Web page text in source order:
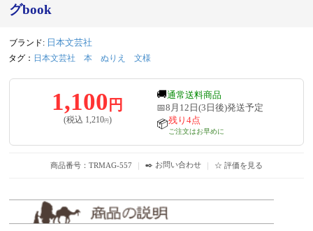
グbook
ブランド: 日本文芸社
タグ： 日本文芸社 本 ぬりえ 文様
1,100 円
(税込 1,210円)
🚚通常送料商品
📅8月12日(3日後)発送予定
📦残り4点
ご注文はお早めに
商品番号：TRMAG-557 ｜ ✒️ お問い合わせ ｜ ☆ 評価を見る